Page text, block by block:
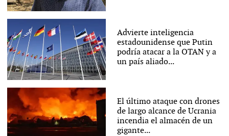
Advierte inteligencia
estadounidense que Putin
podría atacar a la OTAN y a
un país aliado...
El último ataque con drones
de largo alcance de Ucrania
incendia el almacén de un
gigante...